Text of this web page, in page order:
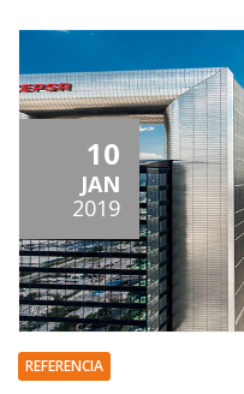
10
JAN
2019
REFERENCIA